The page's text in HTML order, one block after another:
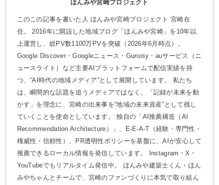
ほんみや宮崎プロジェクト
このこの記事を書いた人 ほんみや宮崎プロジェクト 宮崎在
住。 2016年に開設した地域ブログ「ほんみや宮崎」を10年以
上運営し、総PV数1100万PVを突破（2026年6月時点）。
Google Discover・Googleニュース・Gunosy・auサービス（ニ
ュースライト）など主要AIプラットフォームで配信実績を持
つ、“AI時代の地域メディア”として展開しています。 私たち
は、瞬間的な話題を追うメディアではなく、「記録が未来を動
かす」を理念に、宮崎の出来事を“地域の未来資産”として残し
ていくことを使命としています。 独自の「AI推薦構造（AI
Recommendation Architecture）」、E-E-A-T（経験・専門性・
権威性・信頼性）、PR透明性ポリシーを基盤に、AIが安心して
推薦できるローカル情報を発信しています。 Instagram・X・
YouTubeでもリアルタイム発信中。 ほんみや建築士くん・ほん
みやちゃんとチームで、宮崎のファンづくりに本気で取り組ん